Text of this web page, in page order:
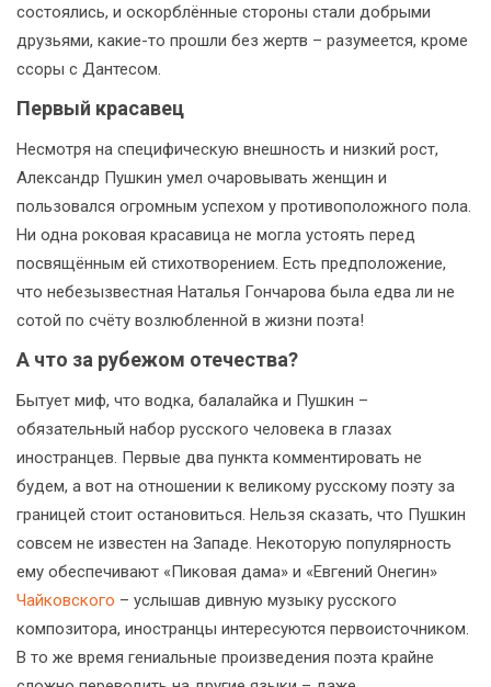
состоялись, и оскорблённые стороны стали добрыми
друзьями, какие-то прошли без жертв – разумеется, кроме
ссоры с Дантесом.
Первый красавец
Несмотря на специфическую внешность и низкий рост,
Александр Пушкин умел очаровывать женщин и
пользовался огромным успехом у противоположного пола.
Ни одна роковая красавица не могла устоять перед
посвящённым ей стихотворением. Есть предположение,
что небезызвестная Наталья Гончарова была едва ли не
сотой по счёту возлюбленной в жизни поэта!
А что за рубежом отечества?
Бытует миф, что водка, балалайка и Пушкин –
обязательный набор русского человека в глазах
иностранцев. Первые два пункта комментировать не
будем, а вот на отношении к великому русскому поэту за
границей стоит остановиться. Нельзя сказать, что Пушкин
совсем не известен на Западе. Некоторую популярность
ему обеспечивают «Пиковая дама» и «Евгений Онегин»
Чайковского – услышав дивную музыку русского
композитора, иностранцы интересуются первоисточником.
В то же время гениальные произведения поэта крайне